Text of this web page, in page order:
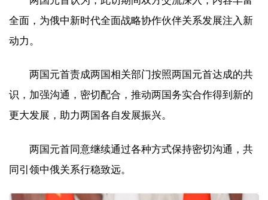
全面，为俄中新时代全面战略协作伙伴关系发展注入新
动力。
两国元首责成两国相关部门按照两国元首达成的共
识，加强沟通，密切配合，推动两国务实合作得到新的
更大发展，助力两国各自发展振兴。
两国元首同意继续通过各种方式保持密切沟通，共
同引领中俄关系行稳致远。